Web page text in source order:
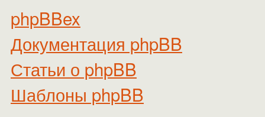
phpBBex
Документация phpBB
Статьи о phpBB
Шаблоны phpBB